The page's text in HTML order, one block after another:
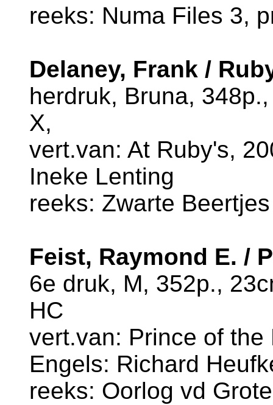
reeks: Numa Files 3,
Delaney, Frank /
herdruk, Bruna,
X,
vert.van: At Ruby's,
Ineke Lenting
reeks: Zwarte
Feist, Raymond E. /
6e druk, M, 352p.,
HC
vert.van: Prince of
Engels: Richard
reeks: Oorlog vd